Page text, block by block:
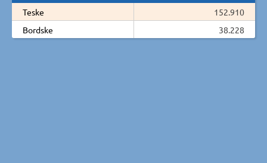
Teske
152.910
Bordske
38.228